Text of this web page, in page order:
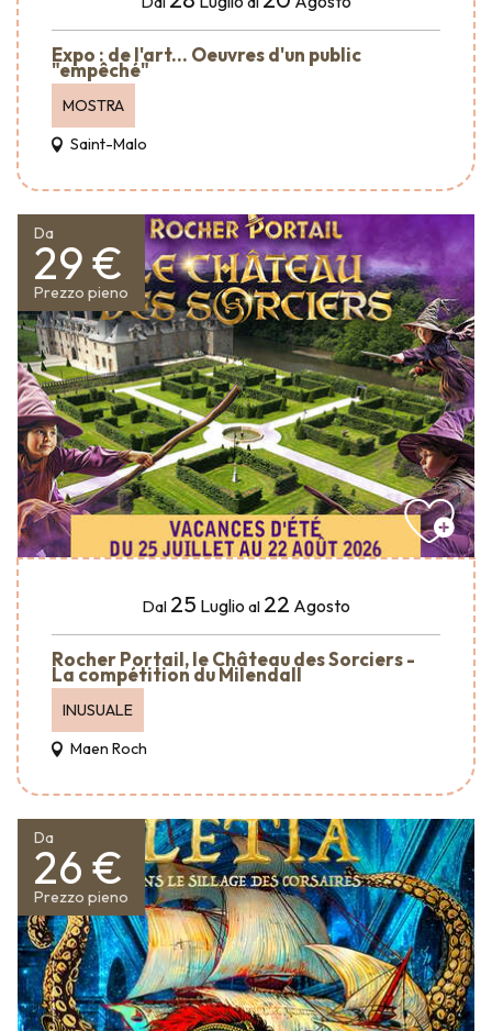
Expo : de l'art... Oeuvres d'un public
"empêché"
MOSTRA
Saint-Malo
Da
29 €
Prezzo pieno
Dal 25 Luglio al 22 Agosto
Rocher Portail, le Château des Sorciers -
La compétition du Milendall
INUSUALE
Maen Roch
Da
26 €
Prezzo pieno